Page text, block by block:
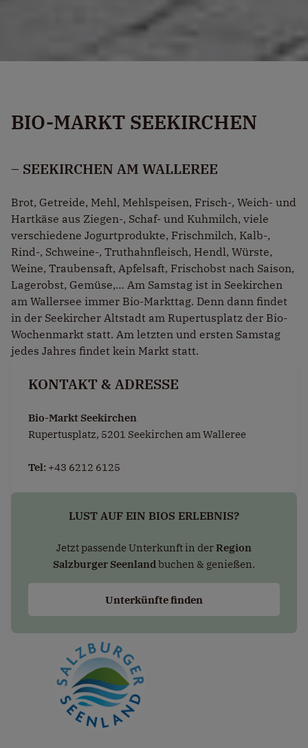
BIO-MARKT SEEKIRCHEN
– SEEKIRCHEN AM WALLEREE
Brot, Getreide, Mehl, Mehlspeisen, Frisch-, Weich- und
Hartkäse aus Ziegen-, Schaf- und Kuhmilch, viele
verschiedene Jogurtprodukte, Frischmilch, Kalb-,
Rind-, Schweine-, Truthahnfleisch, Hendl, Würste,
Weine, Traubensaft, Apfelsaft, Frischobst nach Saison,
Lagerobst, Gemüse,… Am Samstag ist in Seekirchen
am Wallersee immer Bio-Markttag. Denn dann findet
in der Seekircher Altstadt am Rupertusplatz der Bio-
Wochenmarkt statt. Am letzten und ersten Samstag
jedes Jahres findet kein Markt statt.
KONTAKT & ADRESSE
Bio-Markt Seekirchen
Rupertusplatz, 5201 Seekirchen am Walleree
Tel: +43 6212 6125
LUST AUF EIN BIOS ERLEBNIS?
Jetzt passende Unterkunft in derRegion
Salzburger Seenland buchen & genießen.
Unterkünfte finden